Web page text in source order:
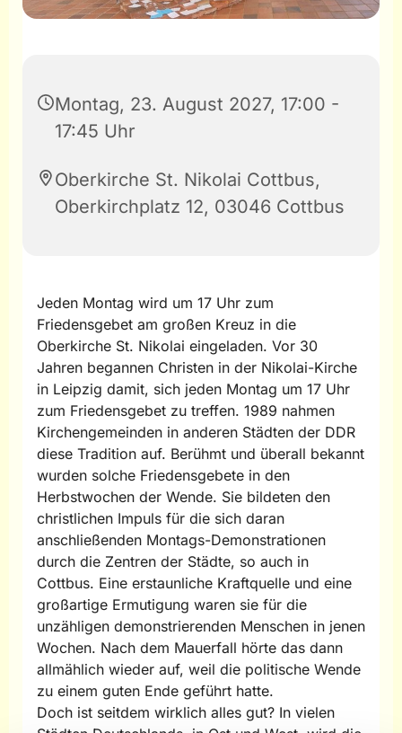
Montag, 23. August 2027, 17:00 -
17:45 Uhr
Oberkirche St. Nikolai Cottbus,
Oberkirchplatz 12, 03046 Cottbus
Jeden Montag wird um 17 Uhr zum
Friedensgebet am großen Kreuz in die
Oberkirche St. Nikolai eingeladen. Vor 30
Jahren begannen Christen in der Nikolai-Kirche
in Leipzig damit, sich jeden Montag um 17 Uhr
zum Friedensgebet zu treffen. 1989 nahmen
Kirchengemeinden in anderen Städten der DDR
diese Tradition auf. Berühmt und überall bekannt
wurden solche Friedensgebete in den
Herbstwochen der Wende. Sie bildeten den
christlichen Impuls für die sich daran
anschließenden Montags-Demonstrationen
durch die Zentren der Städte, so auch in
Cottbus. Eine erstaunliche Kraftquelle und eine
großartige Ermutigung waren sie für die
unzähligen demonstrierenden Menschen in jenen
Wochen. Nach dem Mauerfall hörte das dann
allmählich wieder auf, weil die politische Wende
zu einem guten Ende geführt hatte.
Doch ist seitdem wirklich alles gut? In vielen